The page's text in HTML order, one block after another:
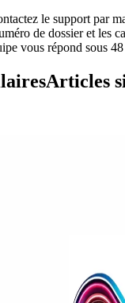
le support par
de dossier et les
vous répond sous
Articles